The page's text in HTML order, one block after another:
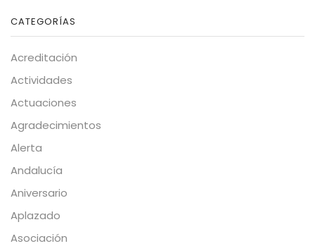
CATEGORÍAS
Acreditación
Actividades
Actuaciones
Agradecimientos
Alerta
Andalucía
Aniversario
Aplazado
Asociación